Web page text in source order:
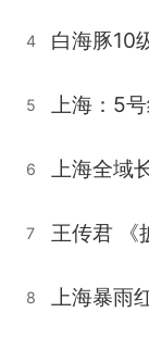
4 白海豚10
5
6 上海全域
7 王传君 《
8 上海暴雨